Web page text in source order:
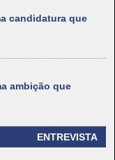
candidatura que
ambição que
ENTREVISTA